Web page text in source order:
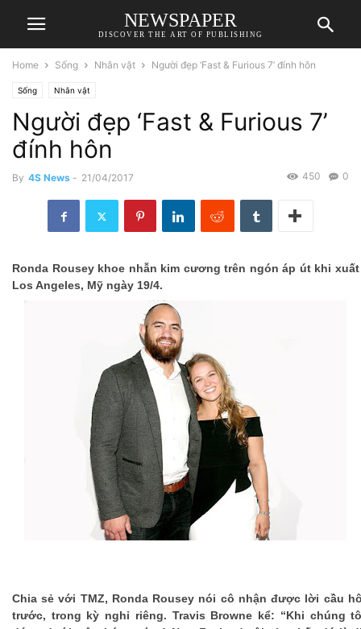
NEWSPAPER
DISCOVER THE ART OF PUBLISHING
Home Sống Nhân vật Người đẹp ‘Fast & Furious 7’ đính hôn
Sống Nhân vật
Người đẹp ‘Fast & Furious 7’
đính hôn
By 4S News - 21/04/2017 0
450
Ronda Rousey khoe nhẫn kim cương trên ngón áp út khi
Los Angeles, Mỹ ngày 19/4.
Chia sẻ với TMZ, Ronda Rousey nói cô nhận được lời cầu
trước, trong kỳ nghỉ riêng. Travis Browne kể: “Khi chúng